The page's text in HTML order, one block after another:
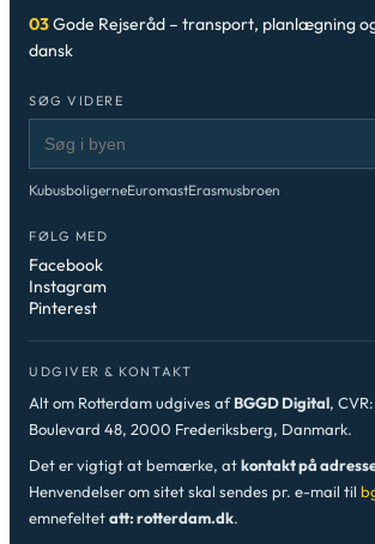
03Gode Rejseråd – transport, planlægning
dansk
SØG VIDERE
KubusboligerneEuromastErasmusbroen
FØLG MED
Facebook
Instagram
Pinterest
UDGIVER & KONTAKT
Alt om Rotterdam udgives afBGGD Digital,
Boulevard 48, 2000 Frederiksberg, Danmark.
Det er vigtigt at bemærke, atkontakt på
Henvendelser om sitet skal sendes pr. e-mail til
emnefeltetatt: rotterdam.dk.